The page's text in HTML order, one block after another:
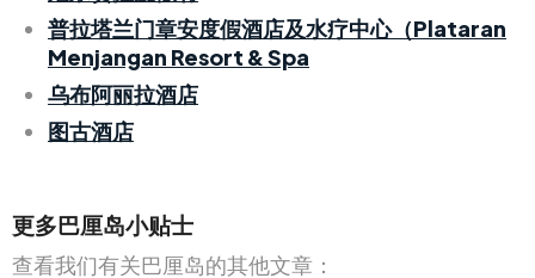
普拉塔兰门章安度假酒店及水疗中心（Plataran
Menjangan Resort & Spa
乌布阿丽拉酒店
图古酒店
更多巴厘岛小贴士
查看我们有关巴厘岛的其他文章：